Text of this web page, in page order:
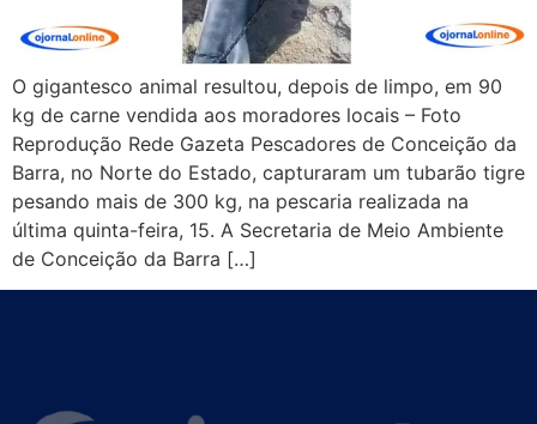
O gigantesco animal resultou, depois de limpo, em 90
kg de carne vendida aos moradores locais – Foto
Reprodução Rede Gazeta Pescadores de Conceição da
Barra, no Norte do Estado, capturaram um tubarão tigre
pesando mais de 300 kg, na pescaria realizada na
última quinta-feira, 15. A Secretaria de Meio Ambiente
de Conceição da Barra […]